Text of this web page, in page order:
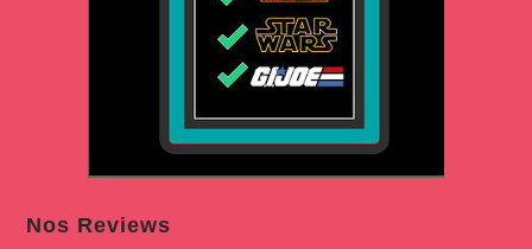
Nos Reviews